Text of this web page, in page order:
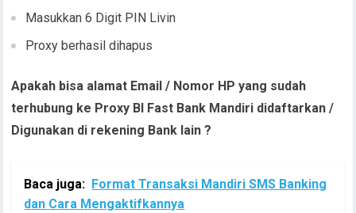
Masukkan 6 Digit PIN Livin
Proxy berhasil dihapus
Apakah bisa alamat Email / Nomor HP yang sudah
terhubung ke Proxy BI Fast Bank Mandiri didaftarkan /
Digunakan di rekening Bank lain ?
Baca juga: Format Transaksi Mandiri SMS Banking
dan Cara Mengaktifkannya